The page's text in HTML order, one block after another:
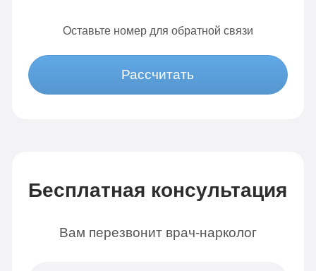
Оставьте номер для обратной связи
Рассчитать
Бесплатная консультация
Вам перезвонит врач-нарколог